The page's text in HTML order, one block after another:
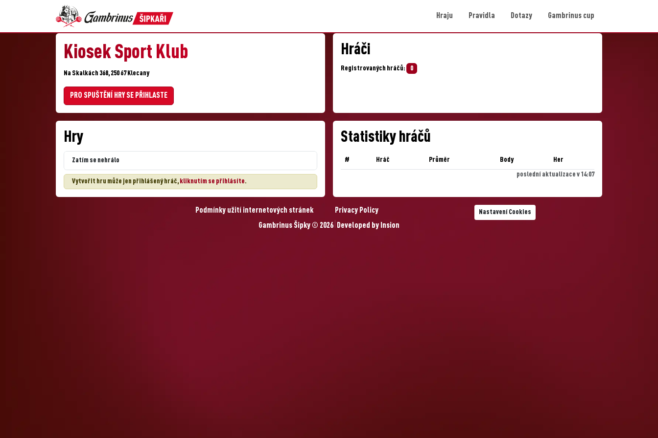
Hraju Pravidla Dotazy Gambrinus cup
Kiosek Sport Klub
Na Skalkách 368, 250 67 Klecany
PRO SPUŠTĚNÍ HRY SE PŘIHLASTE
Hráči
Registrovaných hráčů: 0
Hry
Zatím se nehrálo
Vytvořit hru může jen přihlášený hráč, kliknutím se přihlásíte.
Statistiky hráčů
# Hráč Průměr Body Her
poslední aktualizace v 14:07
Podmínky užití internetových stránek Privacy Policy Nastavení Cookies
Gambrinus Šipky © 2026 Developed by Insion